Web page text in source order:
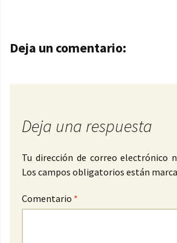
Navegación de
Deja un comentario:
Deja una respuesta
Tu dirección de correo electrónico
Los campos obligatorios están
Comentario *